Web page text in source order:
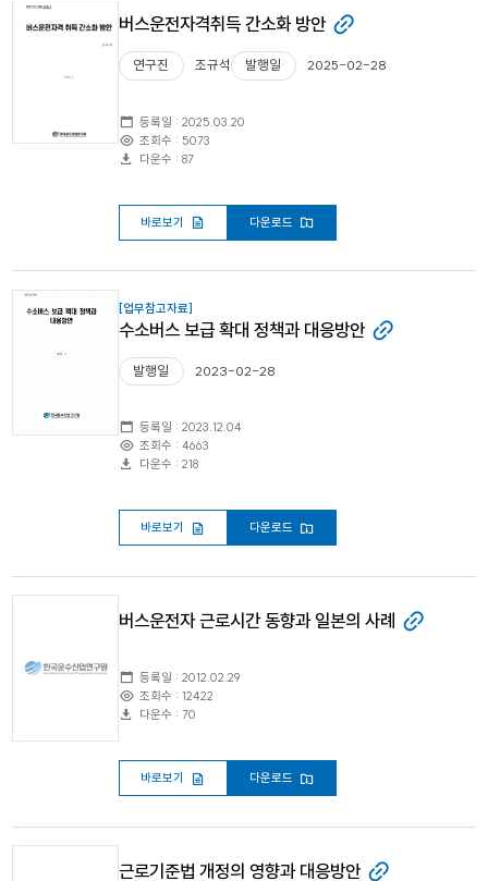
버스운전자격취득 간소화 방안
연구진 조규석 발행일 2025-02-28
등록일 : 2025.03.20
조회수 : 5073
다운수 : 87
바로보기 다운로드
[업무참고자료]
수소버스 보급 확대 정책과 대응방안
발행일 2023-02-28
등록일 : 2023.12.04
조회수 : 4663
다운수 : 218
바로보기 다운로드
버스운전자 근로시간 동향과 일본의 사례
등록일 : 2012.02.29
조회수 : 12422
다운수 : 70
바로보기 다운로드
근로기준법 개정의 영향과 대응방안